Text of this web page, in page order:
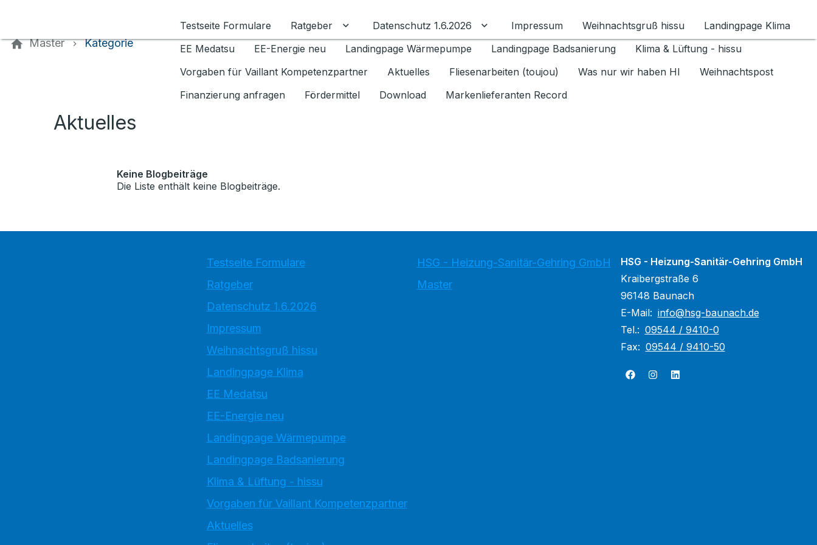
Testseite Formulare
Ratgeber Untermenü für Ratgeber umschalten
Datenschutz 1.6.2026 Untermenü für Datenschutz 1.6.2026 umschalten
Impressum Weihnachtsgruß hissu
Landingpage Klima
EE Medatsu
EE-Energie neu Landingpage Wärmepumpe Landingpage Badsanierung
Klima & Lüftung - hissu
Vorgaben für Vaillant Kompetenzpartner
Aktuelles Fliesenarbeiten (toujou) Was nur wir haben HI
Weihnachtspost
Finanzierung anfragen
Fördermittel Download Markenlieferanten Record
Master Kategorie
Aktuelles
Keine Blogbeiträge
Die Liste enthält keine Blogbeiträge.
Testseite Formulare
Ratgeber
Datenschutz 1.6.2026
Impressum
Weihnachtsgruß hissu
Landingpage Klima
EE Medatsu
EE-Energie neu
Landingpage Wärmepumpe
Landingpage Badsanierung
Klima & Lüftung - hissu
Vorgaben für Vaillant Kompetenzpartner
Aktuelles
HSG - Heizung-Sanitär-Gehring GmbH
Master
HSG - Heizung-Sanitär-Gehring GmbH
Kraibergstraße 6
96148 Baunach
E-Mail: info@hsg-baunach.de
Tel.: 09544 / 9410-0
Fax: 09544 / 9410-50